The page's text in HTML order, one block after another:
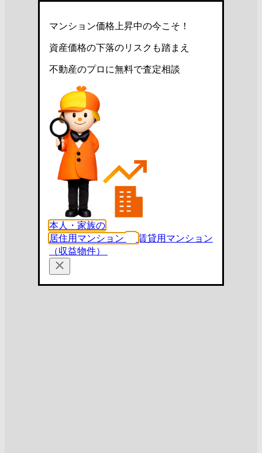
マンション価格上昇中の今こそ！
資産価格の下落のリスクも踏まえ
不動産のプロに無料で査定相談
本人・家族の
居住用マンション
賃貸用マンション
（収益物件）